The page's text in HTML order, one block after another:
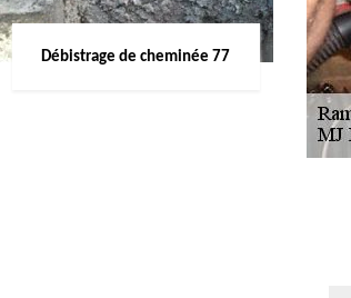
Débistrage de cheminée 77